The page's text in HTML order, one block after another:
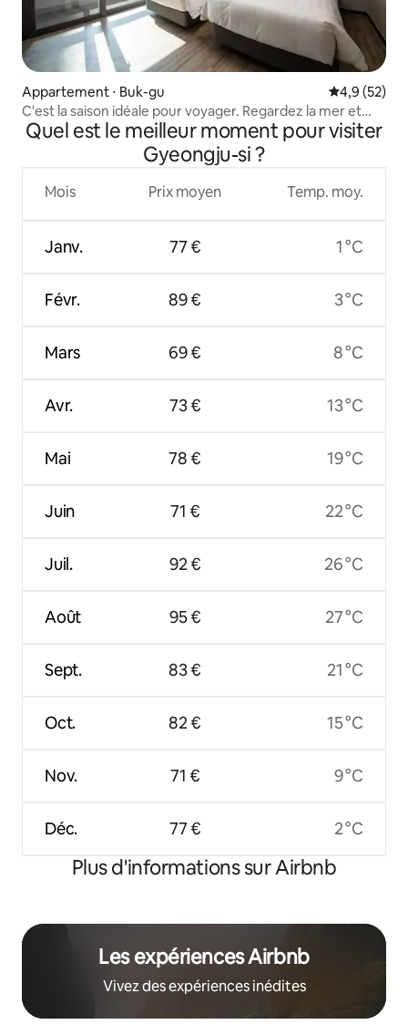
Appartement ⋅ Buk-gu Évaluation
4,9 (52)
C'est la saison idéale pour voyager. Regardez la mer et
guérissez. (43 pyeong)
Quel est le meilleur moment pour visiter
Gyeongju-si ?
Mois
Janv.
Févr.
Mars
Avr.
Mai
Juin
Juil.
Août
Sept.
Oct.
Nov.
Déc.
Prix moyen
77 €
89 €
69 €
73 €
78 €
71 €
92 €
95 €
83 €
82 €
71 €
77 €
Temp. moy.
1 °C
3 °C
8 °C
13 °C
19 °C
22 °C
26 °C
27 °C
21 °C
15 °C
9 °C
2 °C
Plus d'informations sur Airbnb
Les expériences Airbnb
Vivez des expériences inédites